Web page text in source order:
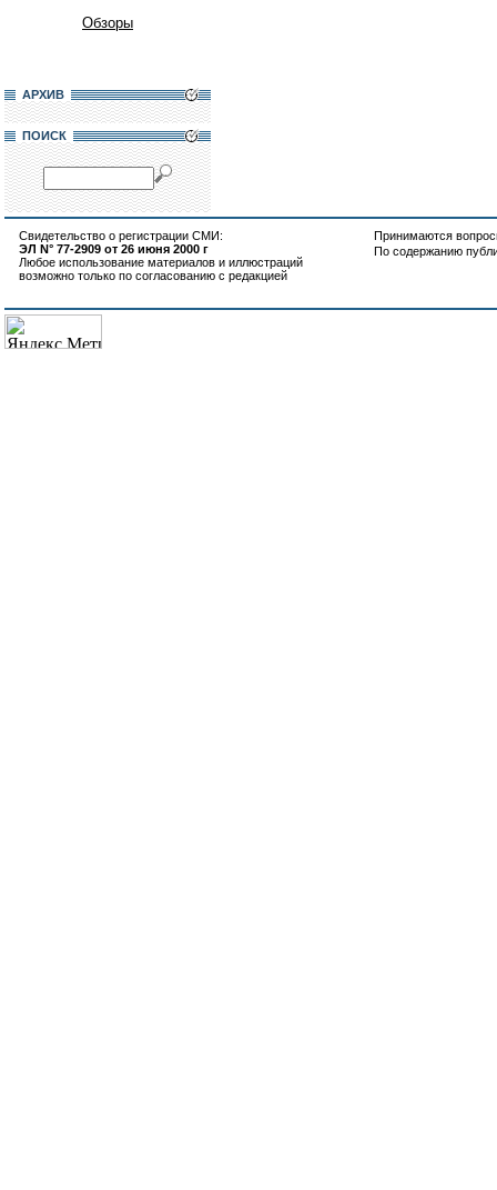
Обзоры
АРХИВ
ПОИСК
Свидетельство о регистрации СМИ:
ЭЛ N° 77-2909 от 26 июня 2000 г
Любое использование материалов и иллюстраций
возможно только по согласованию с редакцией
Принимаются
По содержанию